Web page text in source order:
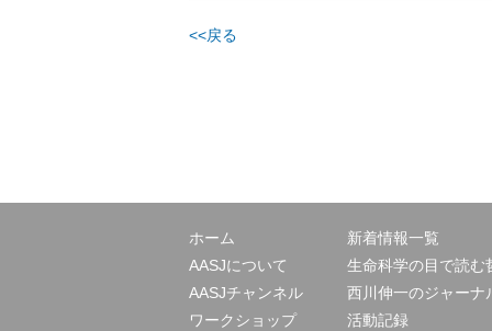
<<戻る
ホーム
AASJについて
AASJチャンネル
ワークショップ
新着情報一覧
生命科学の目で読む
西川伸一のジャーナ
活動記録